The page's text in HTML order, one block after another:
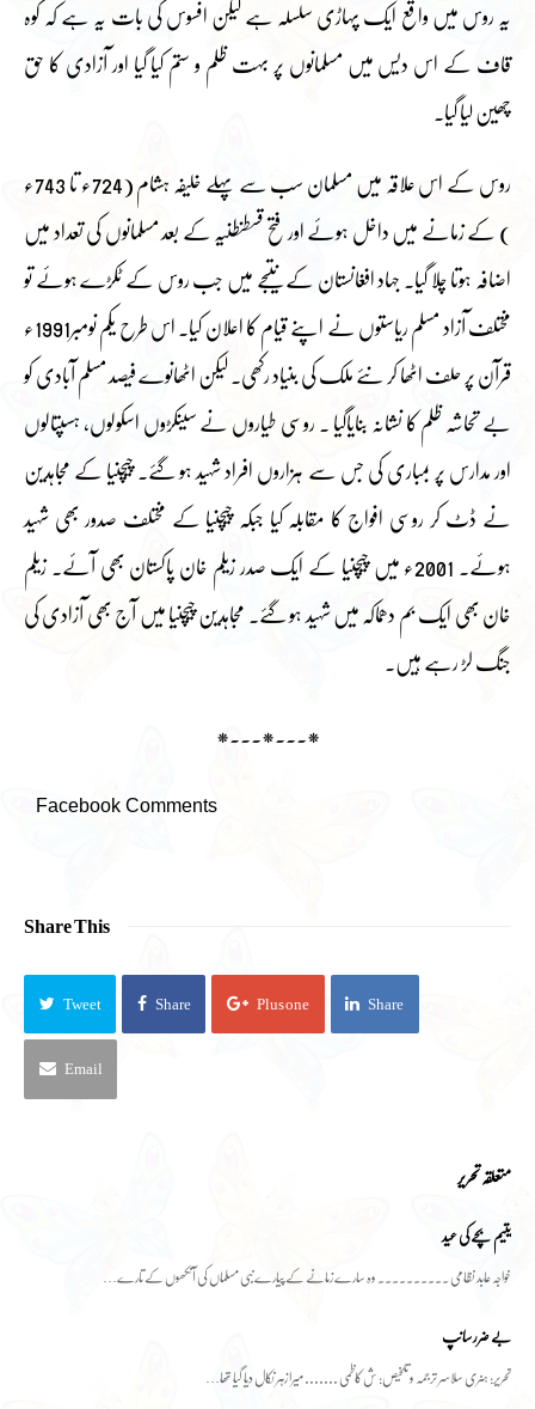
یہ روس میں واقع ایک پہاڑی سلسلہ ہے لیکن افسوس کی بات یہ ہے کہ کوہ
قاف کے اس دیس میں مسلمانوں پر بہت ظلم و ستم کیا گیا اور آزادی کا حق
چھین لیا گیا۔
روس کے اس علاقہ میں مسلمان سب سے پہلے خلیفہ ہشام (724ء تا 743ء
) کے زمانے میں داخل ہوئے اور فتح قسطنطنیہ کے بعد مسلمانوں کی تعداد میں
اضافہ ہوتا چلا گیا۔ جہاد افغانستان کے نتیجے میں جب روس کے ٹکڑے ہوئے تو
مختلف آزاد مسلم ریاستوں نے اپنے قیام کا اعلان کیا۔ اس طرح یکم نومبر1991ء
قرآن پر حلف اٹھا کر نئے ملک کی بنیاد رکھی۔ لیکن اٹھانوے فیصد مسلم آبادی کو
بے تحاشہ ظلم کا نشانہ بنایاگیا ۔ روسی طیاروں نے سینکڑوں اسکولوں، ہسپتالوں
اور مدارس پر بمباری کی جس سے ہزاروں افراد شہید ہو گئے۔ چیچنیا کے مجاہدین
نے ڈٹ کر روسی افواج کا مقابلہ کیا جبکہ چیچنیا کے مختلف صدور بھی شہید
ہوئے۔ 2001ء میں چیچنیا کے ایک صدر زیلم خان پاکستان بھی آئے۔ زیلم
خان بھی ایک بم دھماکہ میں شہید ہو گئے۔ مجاہدین چیچنیا میں آج بھی آزادی کی
جنگ لڑ رہے ہیں۔
*۔۔۔*۔۔۔*
Facebook Comments
Share This
Tweet Share Plus one Share
Email
متعلقہ تحریر
یتیم بچے کی عید
خواجہ عابد نظامی ۔۔۔۔۔۔۔۔۔۔ وہ سارے زمانے کے پیارے نبی مسلماں کی آنکھوں کے تارے…
بے ضرر سانپ
تحریر: ہنری سلاسر ترجمہ و تلخیص: ش کاظمی ....... میرا زہر نکال دیا گیا تھا…